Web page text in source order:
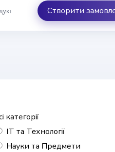
Створити
категорії
IT та Технології
Науки та Предмети